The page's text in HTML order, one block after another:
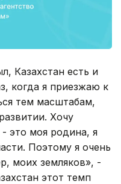
Казахстан есть и
когда я приезжаю к
тем масштабам,
Хочу
- это моя родина, я
Поэтому я очень
моих земляков», -
этот темп